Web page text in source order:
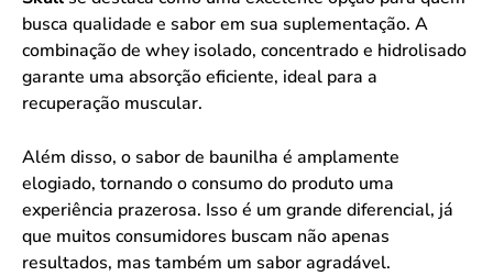
busca qualidade e sabor em sua suplementação. A
combinação de whey isolado, concentrado e hidrolisado
garante uma absorção eficiente, ideal para a
recuperação muscular.
Além disso, o sabor de baunilha é amplamente
elogiado, tornando o consumo do produto uma
experiência prazerosa. Isso é um grande diferencial, já
que muitos consumidores buscam não apenas
resultados, mas também um sabor agradável.